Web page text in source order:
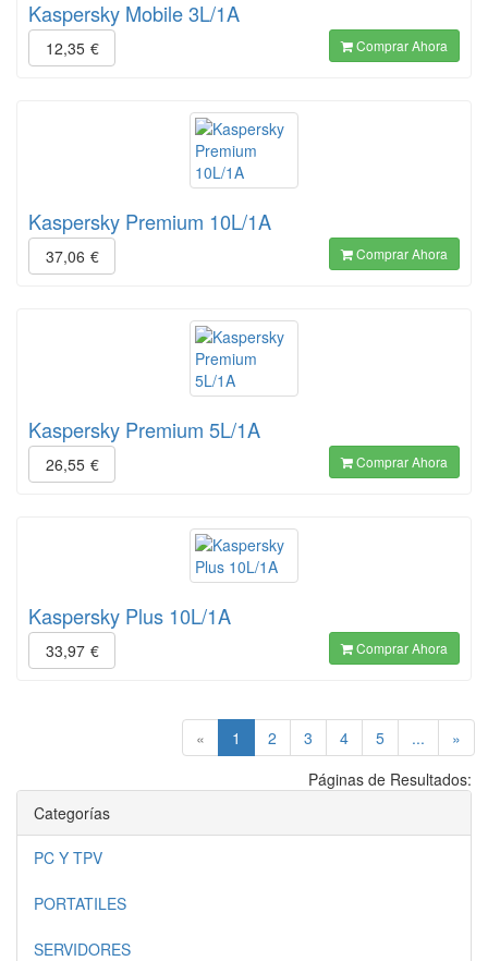
Kaspersky Mobile 3L/1A
12,35 € Comprar Ahora
Kaspersky Premium 10L/1A
37,06 € Comprar Ahora
Kaspersky Premium 5L/1A
26,55 € Comprar Ahora
Kaspersky Plus 10L/1A
33,97 € Comprar Ahora
« 1 (current)
2 3 4 5 ...
»
Páginas de Resultados:
Categorías
PC Y TPV
PORTATILES
SERVIDORES